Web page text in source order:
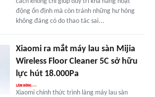
động ổn định mà còn tránh những hư hỏng
không đáng có do thao tác sai...
Xiaomi ra mắt máy lau sàn Mijia
Wireless Floor Cleaner 5C sở hữu
lực hút 18.000Pa
Xiaomi chính thức trình làng máy lau sàn